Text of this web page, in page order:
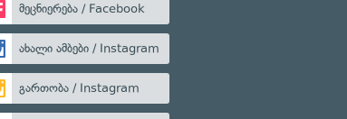
მეცნიერება / Facebook
ახალი ამბები / Instagram
გართობა / Instagram